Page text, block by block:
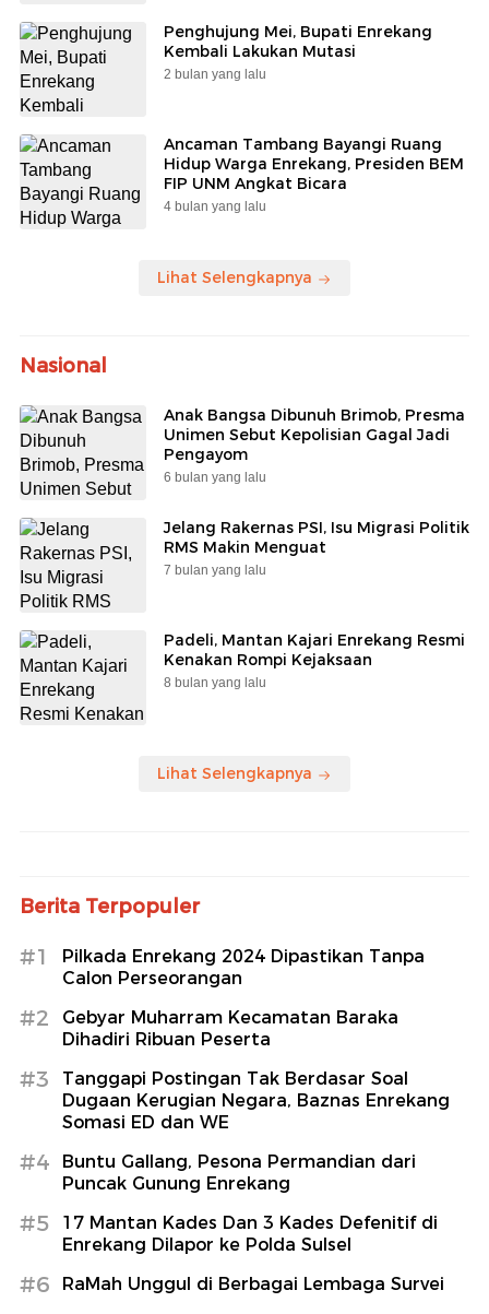
Penghujung Mei, Bupati Enrekang
Kembali Lakukan Mutasi
2 bulan yang lalu
Ancaman Tambang Bayangi Ruang
Hidup Warga Enrekang, Presiden BEM
FIP UNM Angkat Bicara
4 bulan yang lalu
Lihat Selengkapnya
Nasional
Anak Bangsa Dibunuh Brimob, Presma
Unimen Sebut Kepolisian Gagal Jadi
Pengayom
6 bulan yang lalu
Jelang Rakernas PSI, Isu Migrasi Politik
RMS Makin Menguat
7 bulan yang lalu
Padeli, Mantan Kajari Enrekang Resmi
Kenakan Rompi Kejaksaan
8 bulan yang lalu
Lihat Selengkapnya
Berita Terpopuler
#1
Pilkada Enrekang 2024 Dipastikan Tanpa
Calon Perseorangan
#2
Gebyar Muharram Kecamatan Baraka
Dihadiri Ribuan Peserta
#3
Tanggapi Postingan Tak Berdasar Soal
Dugaan Kerugian Negara, Baznas Enrekang
Somasi ED dan WE
#4
Buntu Gallang, Pesona Permandian dari
Puncak Gunung Enrekang
#5
17 Mantan Kades Dan 3 Kades Defenitif di
Enrekang Dilapor ke Polda Sulsel
#6 RaMah Unggul di Berbagai Lembaga Survei